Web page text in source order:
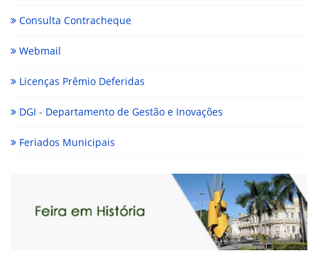
Consulta Contracheque
Webmail
Licenças Prêmio Deferidas
DGI - Departamento de Gestão e Inovações
Feriados Municipais